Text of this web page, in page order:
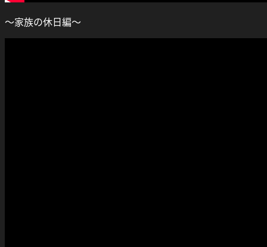
～家族の休日編～